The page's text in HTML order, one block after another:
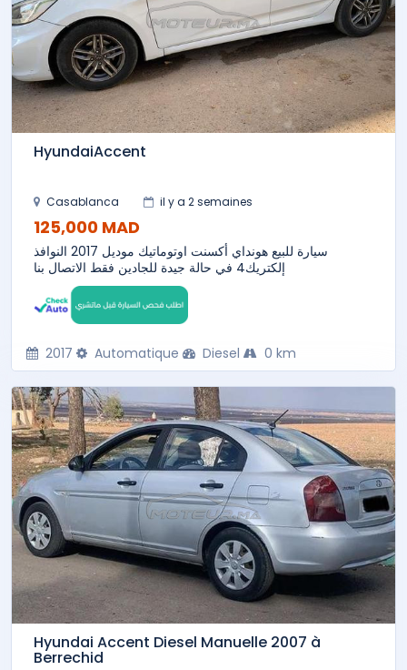
HyundaiAccent
Casablanca il y a 2 semaines
125,000 MAD
سيارة للبيع هونداي أكسنت اوتوماتيك موديل 2017 النوافذ
إلكتريك4 في حالة جيدة للجادين فقط الاتصال بنا
2017 Automatique Diesel 0 km
Hyundai Accent Diesel Manuelle 2007 à
Berrechid